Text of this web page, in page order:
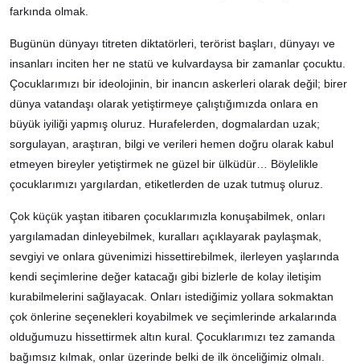
farkında olmak.
Bugünün dünyayı titreten diktatörleri, terörist başları, dünyayı ve
insanları inciten her ne statü ve kulvardaysa bir zamanlar çocuktu.
Çocuklarımızı bir ideolojinin, bir inancın askerleri olarak değil; birer
dünya vatandaşı olarak yetiştirmeye çalıştığımızda onlara en
büyük iyiliği yapmış oluruz. Hurafelerden, dogmalardan uzak;
sorgulayan, araştıran, bilgi ve verileri hemen doğru olarak kabul
etmeyen bireyler yetiştirmek ne güzel bir ülküdür… Böylelikle
çocuklarımızı yargılardan, etiketlerden de uzak tutmuş oluruz.
Çok küçük yaştan itibaren çocuklarımızla konuşabilmek, onları
yargılamadan dinleyebilmek, kuralları açıklayarak paylaşmak,
sevgiyi ve onlara güvenimizi hissettirebilmek, ilerleyen yaşlarında
kendi seçimlerine değer katacağı gibi bizlerle de kolay iletişim
kurabilmelerini sağlayacak. Onları istediğimiz yollara sokmaktan
çok önlerine seçenekleri koyabilmek ve seçimlerinde arkalarında
olduğumuzu hissettirmek altın kural. Çocuklarımızı tez zamanda
bağımsız kılmak, onlar üzerinde belki de ilk önceliğimiz olmalı.